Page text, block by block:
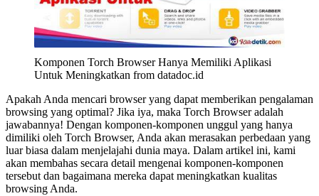
Komponen Torch Browser Hanya Memiliki Aplikasi
Untuk Meningkatkan from datadoc.id
Apakah Anda mencari browser yang dapat memberikan pengalaman
browsing yang optimal? Jika iya, maka Torch Browser adalah
jawabannya! Dengan komponen-komponen unggul yang hanya
dimiliki oleh Torch Browser, Anda akan merasakan perbedaan yang
luar biasa dalam menjelajahi dunia maya. Dalam artikel ini, kami
akan membahas secara detail mengenai komponen-komponen
tersebut dan bagaimana mereka dapat meningkatkan kualitas
browsing Anda.